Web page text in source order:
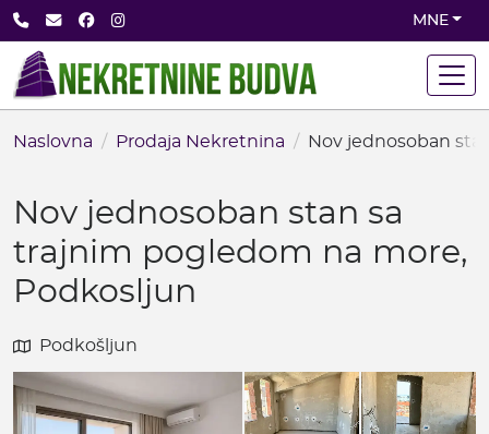
Skip
to
main
content
+382 68 891 710
office@nekretninebudva.com
FacebookInstagram MNE
Naslovna Prodaja Nekretnina Nov jednosoban
Nov jednosoban stan sa
trajnim pogledom na more,
Podkosljun
Podkošljun